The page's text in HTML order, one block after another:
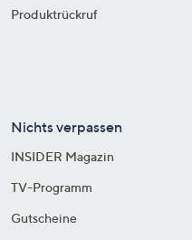
Produktrückruf
Nichts verpassen
INSIDER Magazin
TV-Programm
Gutscheine